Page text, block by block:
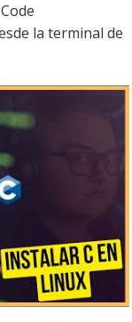
la terminal de